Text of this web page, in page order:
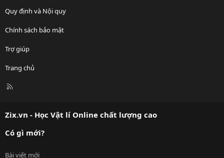
Quy định và Nội quy
Chính sách bảo mật
Trợ giúp
Trang chủ
R
Zix.vn - Học Vật lí Online chất lượng cao
Có gì mới?
Bài viết mới